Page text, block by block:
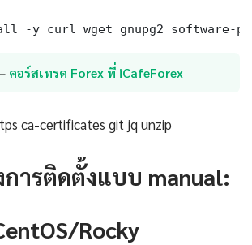
-y curl wget gnupg2 software-
คอร์สเทรด Forex ที่ iCafeForex
ca-certificates git jq unzip
ารติดตั้งแบบ manual:
Rocky